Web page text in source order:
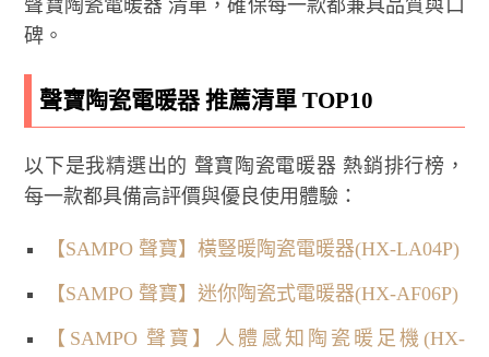
聲寶陶瓷電暖器 清單，確保每一款都兼具品質與口
碑。
聲寶陶瓷電暖器 推薦清單 TOP10
以下是我精選出的 聲寶陶瓷電暖器 熱銷排行榜，
每一款都具備高評價與優良使用體驗：
【SAMPO 聲寶】橫豎暖陶瓷電暖器(HX-LA04P)
【SAMPO 聲寶】迷你陶瓷式電暖器(HX-AF06P)
【SAMPO 聲寶】人體感知陶瓷暖足機(HX-